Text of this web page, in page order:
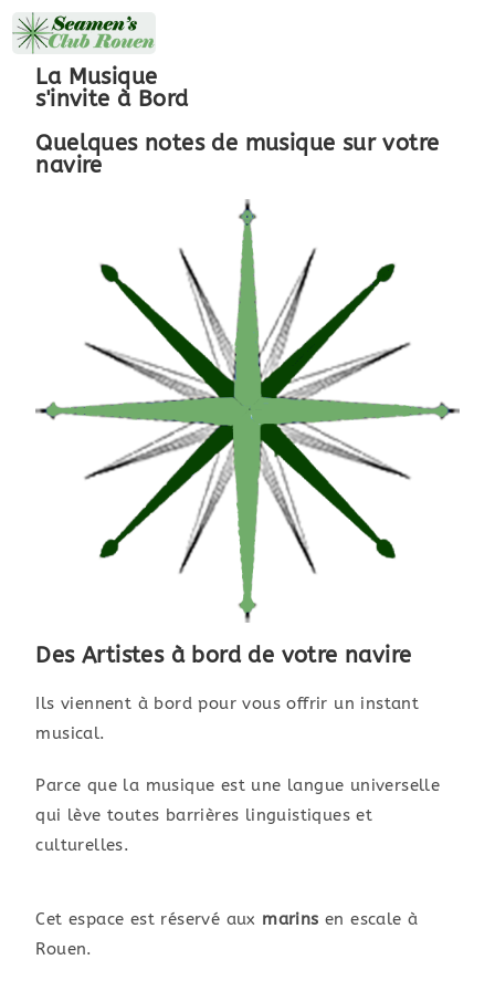
La Musique
s'invite à Bord
Quelques notes de musique sur votre
navire
Des Artistes à bord de votre navire
Ils viennent à bord pour vous offrir un instant
musical.
Parce que la musique est une langue universelle
qui lève toutes barrières linguistiques et
culturelles.
Cet espace est réservé aux marins en escale à
Rouen.